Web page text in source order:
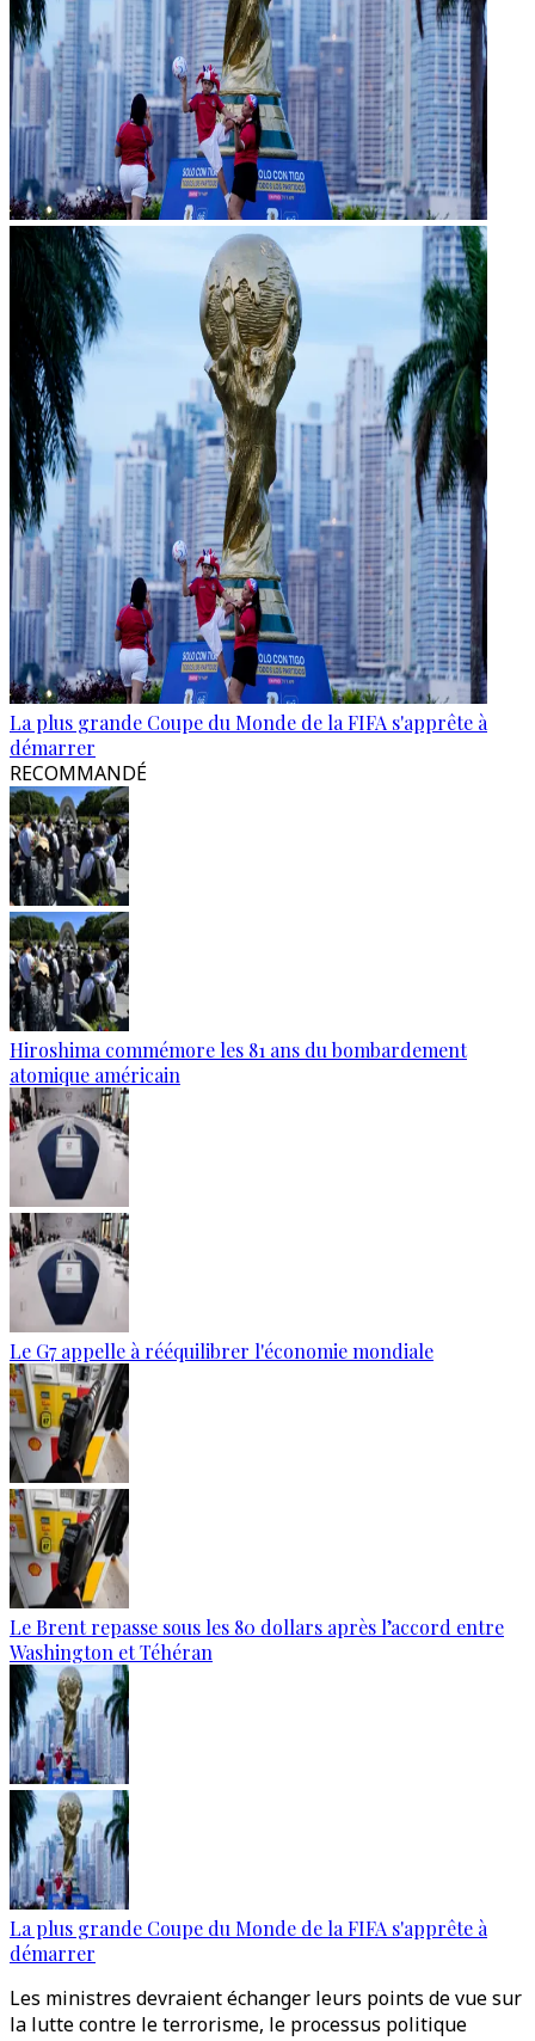
La plus grande Coupe du Monde de la FIFA s'apprête à
démarrer
RECOMMANDÉ
Hiroshima commémore les 81 ans du bombardement
atomique américain
Le G7 appelle à rééquilibrer l'économie mondiale
Le Brent repasse sous les 80 dollars après l’accord entre
Washington et Téhéran
La plus grande Coupe du Monde de la FIFA s'apprête à
démarrer
Les ministres devraient échanger leurs points de vue sur
la lutte contre le terrorisme, le processus politique